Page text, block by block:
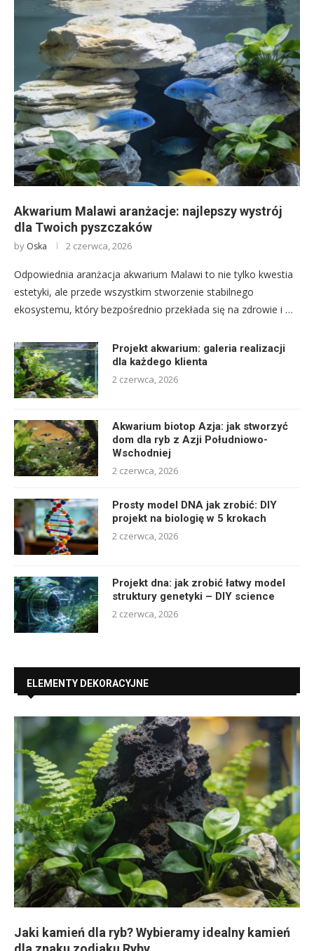
Akwarium Malawi aranżacje: najlepszy wystrój
dla Twoich pyszczaków
by Oska 2 czerwca, 2026
Odpowiednia aranżacja akwarium Malawi to nie tylko kwestia
estetyki, ale przede wszystkim stworzenie stabilnego
ekosystemu, który bezpośrednio przekłada się na zdrowie i …
Projekt akwarium: galeria realizacji
dla każdego klienta
2 czerwca, 2026
Akwarium biotop Azja: jak stworzyć
dom dla ryb z Azji Południowo-
Wschodniej
2 czerwca, 2026
Prosty model DNA jak zrobić: DIY
projekt na biologię w 5 krokach
2 czerwca, 2026
Projekt dna: jak zrobić łatwy model
struktury genetyki – DIY science
2 czerwca, 2026
ELEMENTY DEKORACYJNE
Jaki kamień dla ryb? Wybieramy idealny kamień